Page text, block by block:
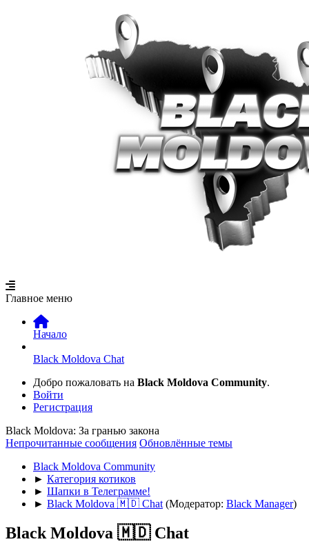
Главное меню
Начало
Black Moldova Chat
Добро пожаловать на Black Moldova Community.
Войти
Регистрация
Black Moldova: За гранью закона
Непрочитанные сообщения Обновлённые темы
Black Moldova Community
► Категория котиков
► Шапки в Телеграмме!
► Black Moldova 🇲🇩 Chat (Модератор: Black Manager)
Black Moldova 🇲🇩 Chat